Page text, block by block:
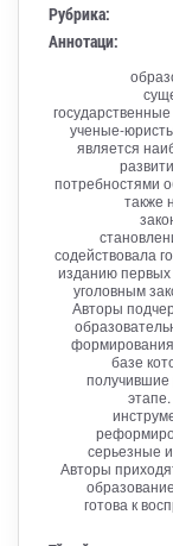
Рубрика:
Аннотаци:
ученые-
является
потребностями
также
содействовала
изданию первых
уголовным
Авторы
базе
получившие
серьезные
Авторы
готова к